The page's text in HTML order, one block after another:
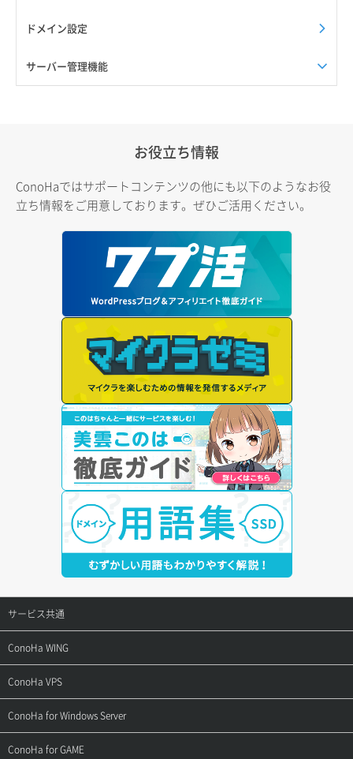
ドメイン設定
サーバー管理機能
お役立ち情報
ConoHaではサポートコンテンツの他にも以下のようなお役
立ち情報をご用意しております。ぜひご活用ください。
サービス共通
サポートトップ
ご契約・お支払い
用語集
ConoHa WING
サポートトップ
ご利用ガイド
ConoHa VPS
サポートトップ
ご利用ガイド
ConoHa for Windows Server
サポートトップ
ConoHa for GAME